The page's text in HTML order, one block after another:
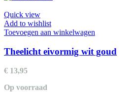
Quick view
Add to wishlist
Toevoegen aan winkelwagen
Theelicht eivormig wit goud
€ 13,95
Op voorraad